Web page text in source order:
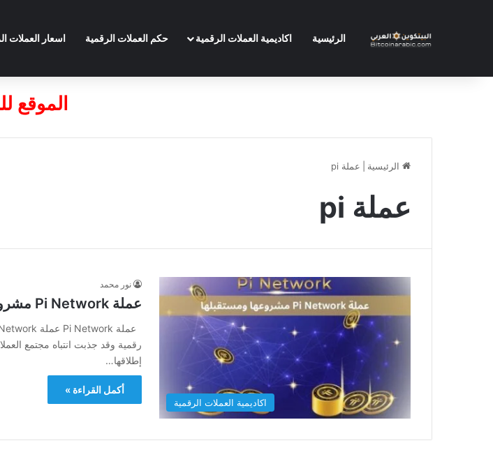
الرئيسية اكاديمية العملات الرقمية حكم العملات الرقمية اسعار العملات
الموقع
الرئيسية عملة pi
عملة pi
اكاديمية العملات الرقمية
نور محمد
عملة Pi Network مشروعها ومستقبلها
رقمية وقد جذبت انتباه مجتمع
إطلاقها…
أكمل القراءة »